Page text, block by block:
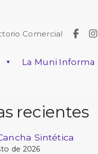
Comercial
La Muni Informa
recientes
Sintética
de 2026